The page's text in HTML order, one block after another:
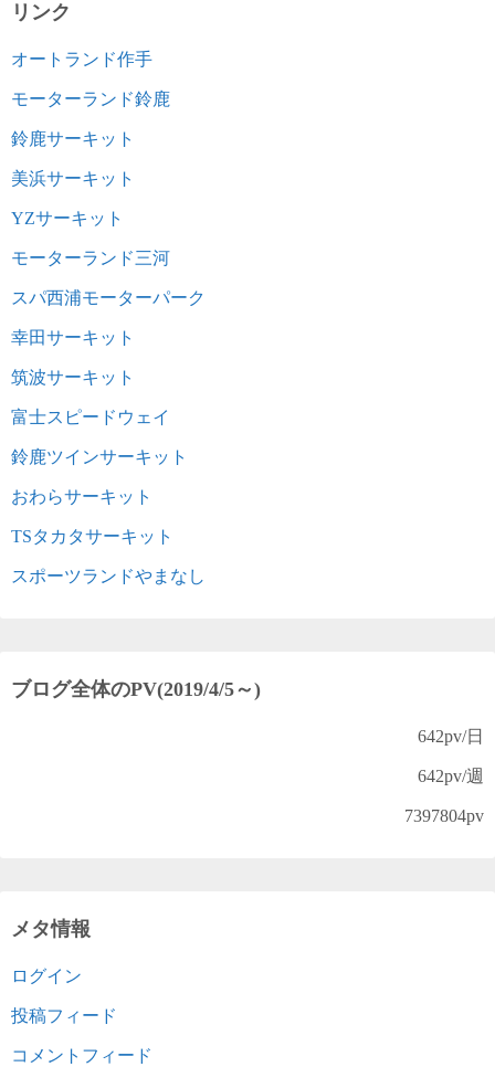
リンク
オートランド作手
モーターランド鈴鹿
鈴鹿サーキット
美浜サーキット
YZサーキット
モーターランド三河
スパ西浦モーターパーク
幸田サーキット
筑波サーキット
富士スピードウェイ
鈴鹿ツインサーキット
おわらサーキット
TSタカタサーキット
スポーツランドやまなし
ブログ全体のPV(2019/4/5～)
642pv/日
642pv/週
7397804pv
メタ情報
ログイン
投稿フィード
コメントフィード